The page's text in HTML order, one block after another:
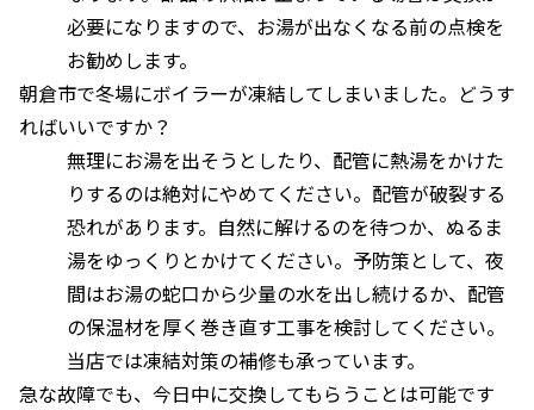
必要になりますので、お湯が出なくなる前の点検を
お勧めします。
朝倉市で冬場にボイラーが凍結してしまいました。どうす
ればいいですか？
無理にお湯を出そうとしたり、配管に熱湯をかけた
りするのは絶対にやめてください。配管が破裂する
恐れがあります。自然に解けるのを待つか、ぬるま
湯をゆっくりとかけてください。予防策として、夜
間はお湯の蛇口から少量の水を出し続けるか、配管
の保温材を厚く巻き直す工事を検討してください。
当店では凍結対策の補修も承っています。
急な故障でも、今日中に交換してもらうことは可能です